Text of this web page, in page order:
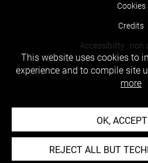
Cookies
Credits
Accessibility : non
This website uses cookies to
experience and to compile site
more
OK,
REJECT ALL BUT